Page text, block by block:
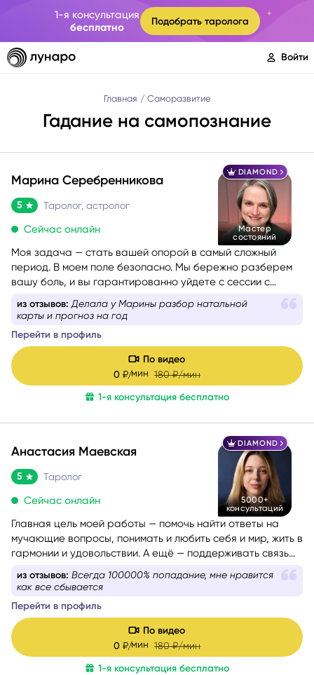
1-я консультация
бесплатно
Подобрать таролога
Войти
Главная Саморазвитие
Гадание на самопознание
DIAMOND
Мастер
состояний
Марина Серебренникова
5 Таролог, астролог
Сейчас онлайн
Моя задача — стать вашей опорой в самый сложный
период. В моем поле безопасно. Мы бережно разберем
вашу боль, и вы гарантированно уйдете с сессии с
новыми силами, вдохновением и верой в себя. Я таролог
и консультант с глубоким жизненным опытом. Мой подход
её внутреннюю логику, причины и возможные варианты
развития, чтобы вы могли опереться на это в своих
решениях. Я не работаю через оценки «правильно/
неправильно». Я помогаю увидеть картину честно и
спокойно — и выбрать тот путь, который будет для вас
из отзывов: Делала у Марины разбор натальной
карты и прогноз на год
Перейти в профиль
По видео
0 ₽/мин180 ₽/мин
1-я консультация бесплатно
DIAMOND
5000+
консультаций
Анастасия Маевская
5 Таролог
Сейчас онлайн
Главная цель моей работы — помочь найти ответы на
мучающие вопросы, понимать и любить себя и мир, жить в
гармонии и удовольствии. А ещё — поддерживать связь
со своим Высшим Я, уметь проживать разные состояния
из любви. Все знания я проверяю и пропускаю через
из отзывов: Всегда 100000% попадание, мне нравится
как все сбывается
Перейти в профиль
По видео
0 ₽/мин180 ₽/мин
1-я консультация бесплатно